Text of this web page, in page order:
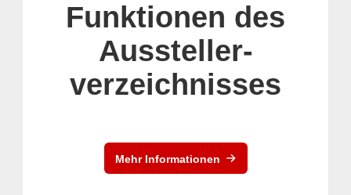
Funktionen des
Aussteller-
verzeichnisses
Mehr Informationen